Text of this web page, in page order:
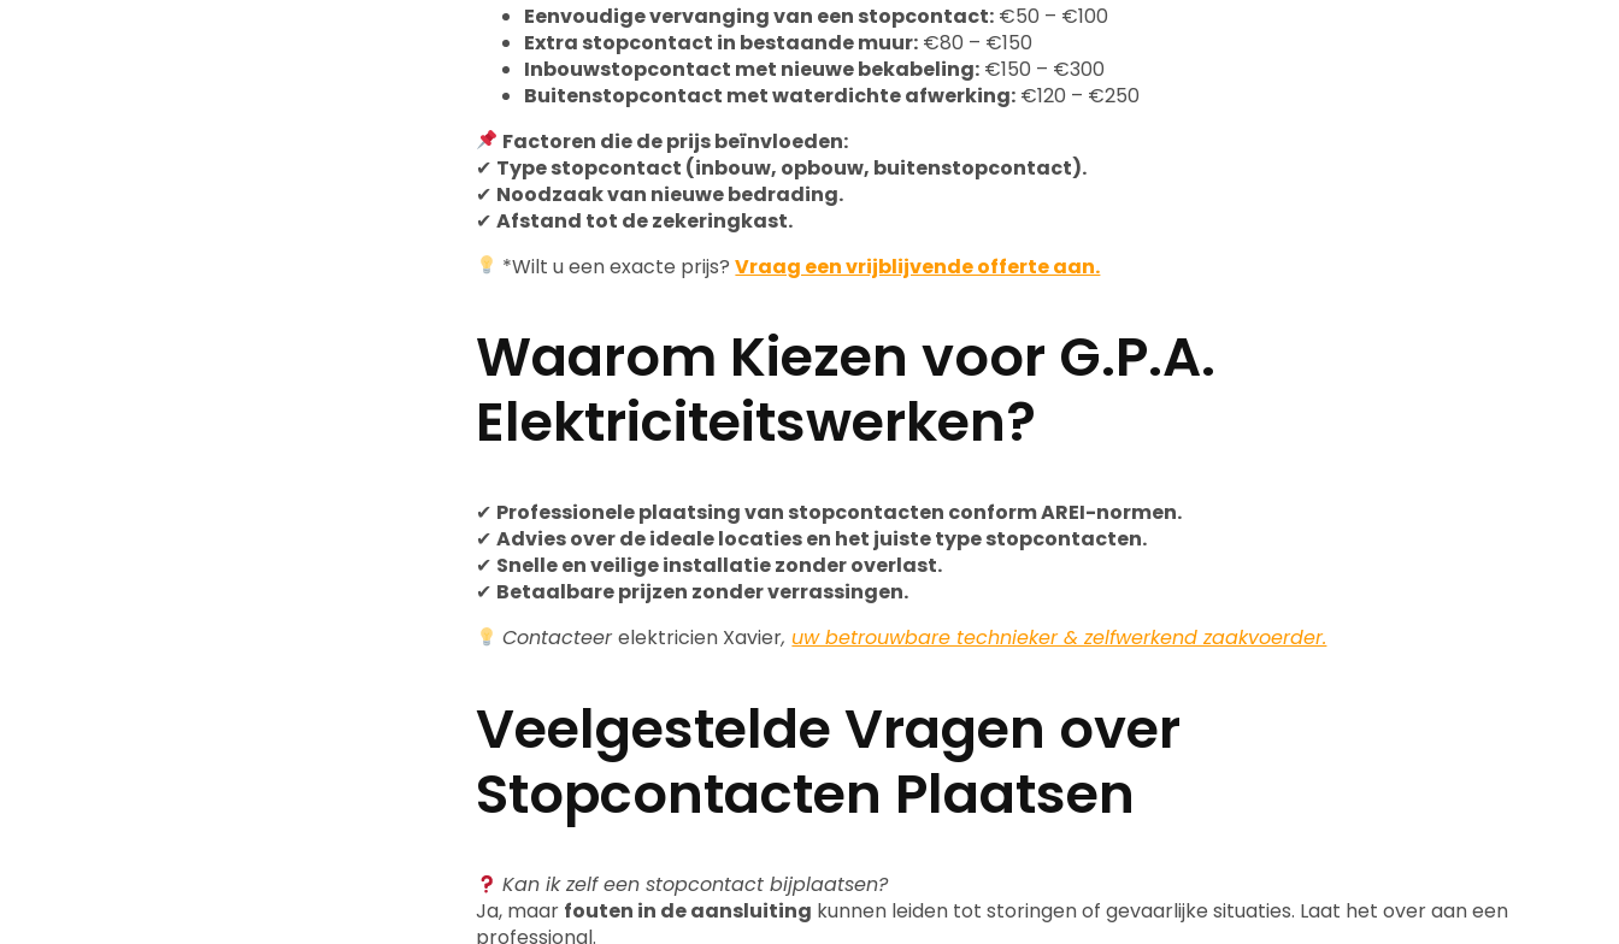
Eenvoudige vervanging van een stopcontact: €50 – €100
Extra stopcontact in bestaande muur: €80 – €150
Inbouwstopcontact met nieuwe bekabeling: €150 – €300
Buitenstopcontact met waterdichte afwerking: €120 – €250
Factoren die de prijs beïnvloeden:
✔ Type stopcontact (inbouw, opbouw, buitenstopcontact).
✔ Noodzaak van nieuwe bedrading.
✔Afstand tot de zekeringkast.
*Wilt u een exacte prijs?Vraag een vrijblijvende offerte aan.
Waarom Kiezen voor G.P.A.
Elektriciteitswerken?
✔ Professionele plaatsing van stopcontacten conform AREI-normen.
✔Advies over de ideale locaties en het juiste type stopcontacten.
✔ Snelle en veilige installatie zonder overlast.
✔ Betaalbare prijzen zonder verrassingen.
Contacteerelektricien Xavier, uw betrouwbare technieker & zelfwerkend zaakvoerder.
Veelgestelde Vragen over
Stopcontacten Plaatsen
Kan ik zelf een stopcontact bijplaatsen?
Ja, maar fouten in de aansluiting kunnen leiden tot storingen of gevaarlijke situaties. Laat het over aan een
professional.